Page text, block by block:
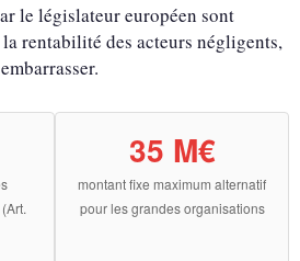
le législateur européen sont
rentabilité des acteurs négligents,
35 M€
montant fixe maximum alternatif
pour les grandes organisations